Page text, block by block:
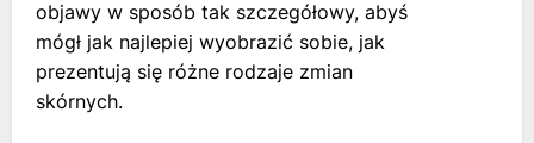
objawy w sposób tak szczegółowy, abyś
mógł jak najlepiej wyobrazić sobie, jak
prezentują się różne rodzaje zmian
skórnych.